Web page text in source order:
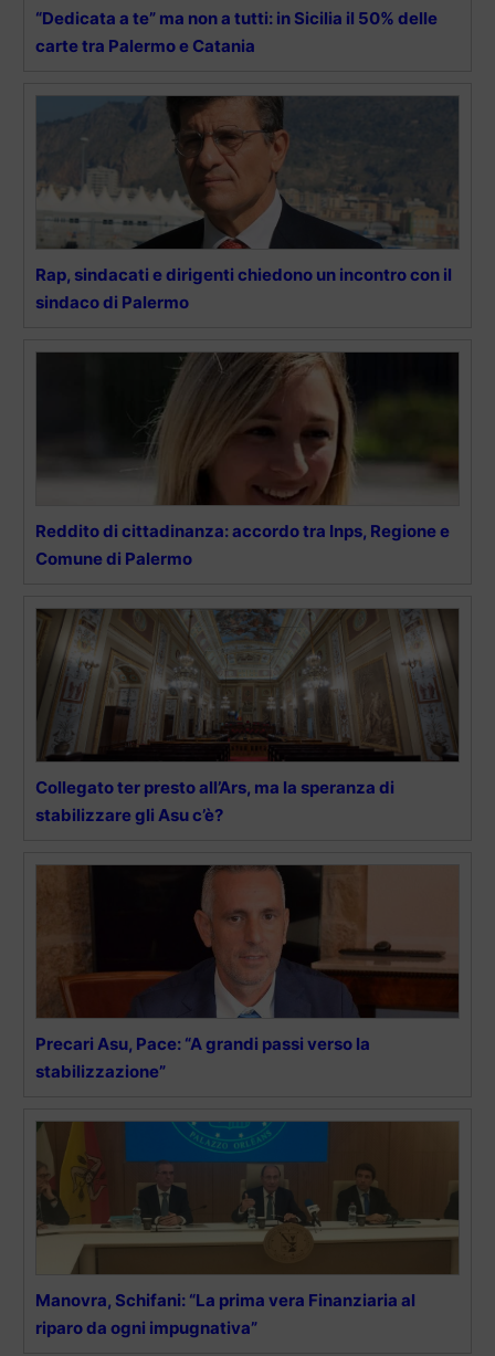
“Dedicata a te” ma non a tutti: in Sicilia il 50% delle
carte tra Palermo e Catania
Rap, sindacati e dirigenti chiedono un incontro con il
sindaco di Palermo
Reddito di cittadinanza: accordo tra Inps, Regione e
Comune di Palermo
Collegato ter presto all’Ars, ma la speranza di
stabilizzare gli Asu c’è?
Precari Asu, Pace: “A grandi passi verso la
stabilizzazione”
Manovra, Schifani: “La prima vera Finanziaria al
riparo da ogni impugnativa”